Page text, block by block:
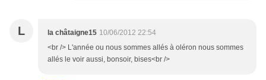
L la châtaigne15 10/06/2012 22:54
<br /> L'année ou nous sommes allés à oléron nous sommes
allés le voir aussi, bonsoir, bises<br />